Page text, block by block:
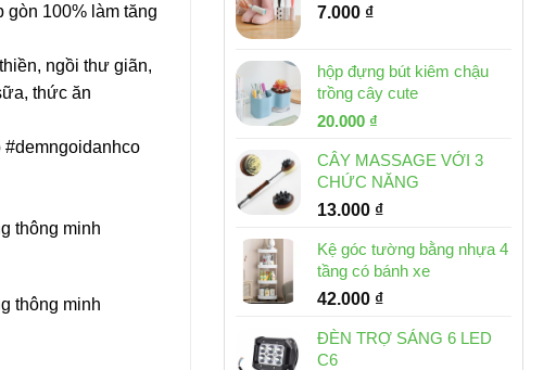
7.000 ₫
hộp đựng bút kiêm chậu
trồng cây cute
Giá
là:
30.000 ₫.
20.000 ₫
tại
là:
20.000 ₫.
CÂY MASSAGE VỚI 3
CHỨC NĂNG
13.000 ₫
Kệ góc tường bằng nhựa 4
tầng có bánh xe
42.000 ₫
ĐÈN TRỢ SÁNG 6 LED
C6
100% làm tăng
ngồi thư giãn,
thức ăn
#demngoidanhco
thông minh
thông minh